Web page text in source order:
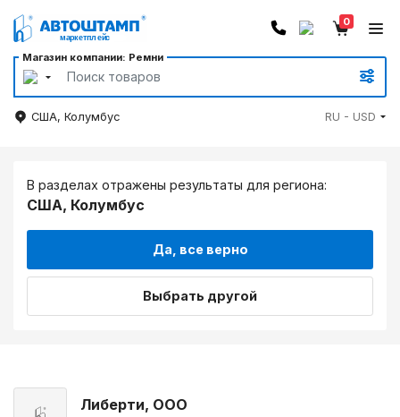
Магазин компании: Ремни
0
США, Колумбус RU - USD
В разделах отражены результаты для региона:
США, Колумбус
Да, все верно
Выбрать другой
Либерти, ООО